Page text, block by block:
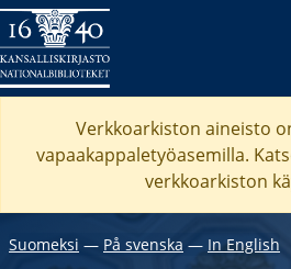
Verkkoarkiston aineisto
vapaakappaletyöasemilla.
verkkoarkiston
Suomeksi ― På svenska ― In English